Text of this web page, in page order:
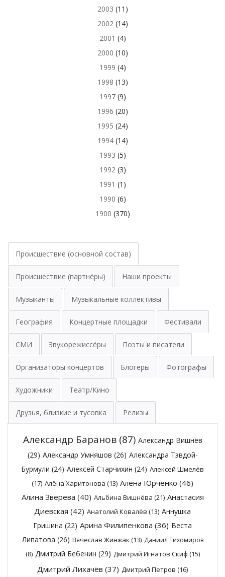
2003 (11)
2002(14)
2001 (4)
2000 (10)
1999 (4)
1998 (13)
1997(9)
1996 (20)
1995 (24)
1994(14)
1993 (5)
1992(3)
1991 (1)
1990 (6)
1900 (370)
Происшествие (основной состав)
Происшествие (партнёры) Наши проекты
Музыканты Музыкальные коллективы
География Концертные площадки Фестивали
СМИ Звукорежиссёры Поэты и писатели
Организаторы концертов Блогеры Фотографы
Художники Театр/Кино
Друзья, близкие и тусовка Релизы
Александр Баранов(87) Александр Вишнёв
(29) Александр Умняшов (26) Александра Тэвдой-
Бурмули (24) Алексей Старчихин (24) Алексей Шмелёв
(17) Алёна Харитонова (13) Алёна Юрченко (46)
Алина Зверева (40) Альбина Вишнёва (21) Анастасия
Диевская (42) Анатолий Ковалёв (13) Аннушка
Гришина (22) Арина Филипенкова (36) Веста
Липатова (26) Вячеслав Жинжак (13) Даниил Тихомиров
(8) Дмитрий Бебенин (29) Дмитрий Игнатов Скиф (15)
Дмитрий Лихачёв (37) Дмитрий Петров (16)